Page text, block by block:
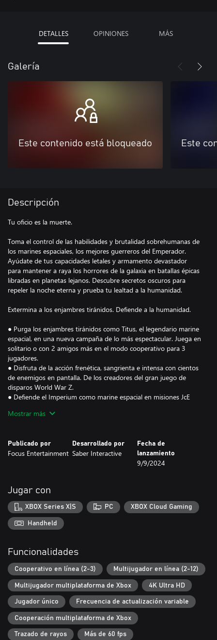
DETALLES OPINIONES MÁS
Galería
Este contenido está bloqueado Este
Descripción
Tu oficio es la muerte.
Toma el control de las habilidades y brutalidad sobrehumanas de
los marines espaciales, los mejores guerreros del Emperador.
Ayúdate de tus capacidades letales y armamento devastador
para mantener a raya los horrores de la galaxia en batallas épicas
libradas en planetas lejanos. Descubre secretos oscuros para
repeler la noche eterna y prueba tu lealtad a la humanidad.
Extermina a los enjambres tiránidos. Defiende a la humanidad.
● Purga los enjambres tiránidos como Titus, el legendario marine
espacial, en una nueva campaña de lo más espectacular. Juega en
solitario o con 2 amigos más en el modo cooperativo para 3
jugadores.
● Disfruta de la acción frenética, sangrienta e intensa con cientos
de enemigos en pantalla. De los creadores del gran juego de
disparos World War Z.
● Defiende el Imperium como marine espacial en misiones JcE
con hasta 3 jugadores con 7 clases disponibles y desbloquea
6 vs. 6 bestiales ¡y hazte con la gloria para tu facción!
Mostrar más
Publicado por
Focus Entertainment
Desarrollado por
Saber Interactive
Fecha de
lanzamiento
9/9/2024
Jugar con
XBOX Series X|S PC XBOX Cloud Gaming
Handheld
Funcionalidades
Cooperativo en línea (2-3) Multijugador en línea (2-12)
Multijugador multiplataforma de Xbox 4K Ultra HD
Jugador único Frecuencia de actualización variable
Cooperación multiplataforma de Xbox
Trazado de rayos Más de 60 fps